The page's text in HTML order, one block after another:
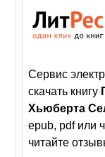
Сервис
скачать книгу
Хьюберта
epub, pdf или
читайте